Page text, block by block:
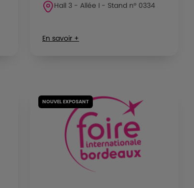
Hall 3 - Allée I - Stand n° 0334
En savoir +
NOUVEL EXPOSANT